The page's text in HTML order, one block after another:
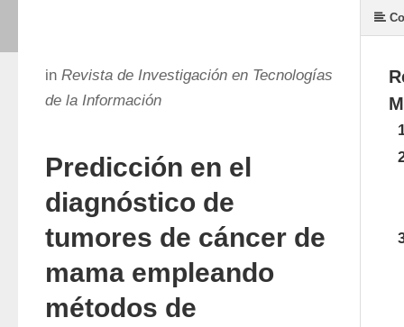
in Revista de Investigación en Tecnologías
de la Información
Predicción en el
diagnóstico de
tumores de cáncer de
mama empleando
métodos de